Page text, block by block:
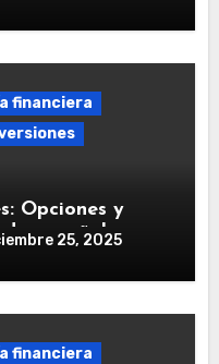
financiera
Opciones y
español
25, 2025
financiera